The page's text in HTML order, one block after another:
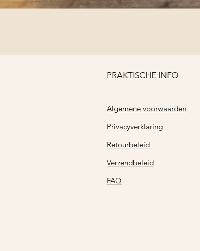
PRAKTISCHE INFO
Algemene voorwaarden
Privacyverklaring
Retourbeleid
Verzendbeleid
FAQ